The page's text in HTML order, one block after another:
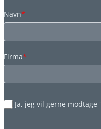
Navn*
Firma*
Ja, jeg vil gerne modtage